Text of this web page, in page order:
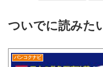
ついでに読みた
バンコクナビ